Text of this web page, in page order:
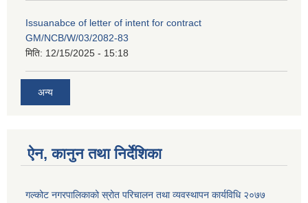
Issuanabce of letter of intent for contract
GM/NCB/W/03/2082-83
मिति: 12/15/2025 - 15:18
अन्य
ऐन, कानुन तथा निर्देशिका
गल्कोट नगरपालिकाको स्रोत परिचालन तथा व्यवस्थापन कार्यविधि २०७७